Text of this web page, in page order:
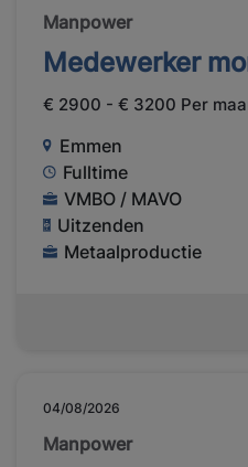
Manpower
Medewerker
€ 2900 - € 3200 Per
Emmen
Fulltime
VMBO / MAVO
Uitzenden
Metaalproductie
04/08/2026
Manpower